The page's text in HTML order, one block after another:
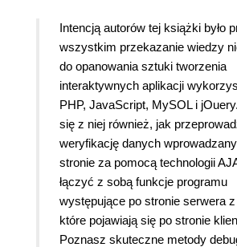
Intencją autorów tej książki było
wszystkim przekazanie wiedzy
do opanowania sztuki tworzenia
interaktywnych aplikacji
PHP, JavaScript, MySOL i
się z niej również, jak
weryfikację danych
stronie za pomocą technologii
łączyć z sobą funkcje programu
występujące po stronie serwera
które pojawiają się po stronie
Poznasz skuteczne metody